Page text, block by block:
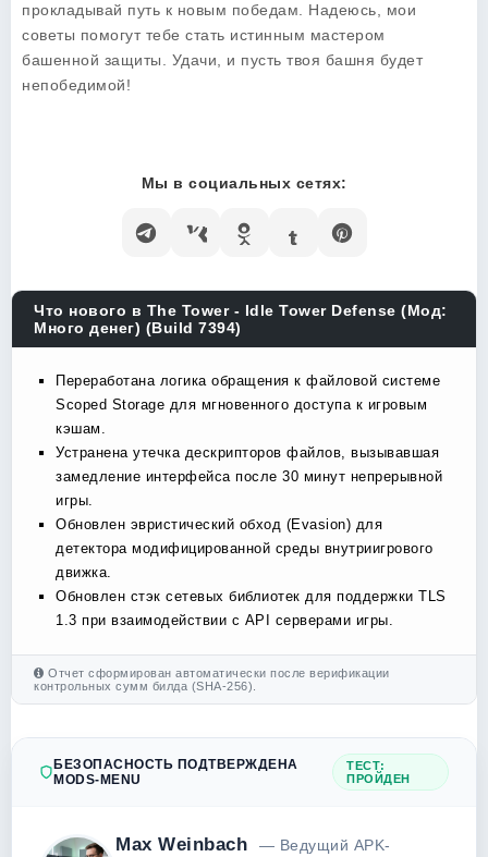
прокладывай путь к новым победам. Надеюсь, мои
советы помогут тебе стать истинным мастером
башенной защиты. Удачи, и пусть твоя башня будет
непобедимой!
Мы в социальных сетях:
Что нового в The Tower - Idle Tower Defense (Мод:
Много денег) (Build 7394)
Переработана логика обращения к файловой системе
Scoped Storage для мгновенного доступа к игровым
кэшам.
Устранена утечка дескрипторов файлов, вызывавшая
замедление интерфейса после 30 минут непрерывной
игры.
Обновлен эвристический обход (Evasion) для
детектора модифицированной среды внутриигрового
движка.
Обновлен стэк сетевых библиотек для поддержки TLS
1.3 при взаимодействии с API серверами игры.
Отчет сформирован автоматически после верификации
контрольных сумм билда (SHA-256).
БЕЗОПАСНОСТЬ ПОДТВЕРЖДЕНА
MODS-MENU
ТЕСТ:
ПРОЙДЕН
Max Weinbach
— Ведущий APK-